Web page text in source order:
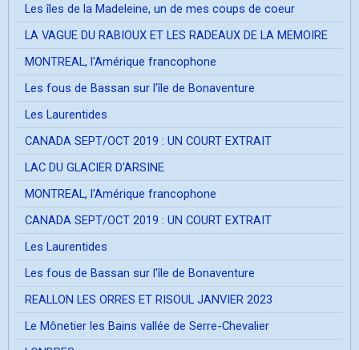
Les îles de la Madeleine, un de mes coups de coeur
LA VAGUE DU RABIOUX ET LES RADEAUX DE LA MEMOIRE
MONTREAL, l'Amérique francophone
Les fous de Bassan sur l'île de Bonaventure
Les Laurentides
CANADA SEPT/OCT 2019 : UN COURT EXTRAIT
LAC DU GLACIER D'ARSINE
MONTREAL, l'Amérique francophone
CANADA SEPT/OCT 2019 : UN COURT EXTRAIT
Les Laurentides
Les fous de Bassan sur l'île de Bonaventure
REALLON LES ORRES ET RISOUL JANVIER 2023
Le Mônetier les Bains vallée de Serre-Chevalier